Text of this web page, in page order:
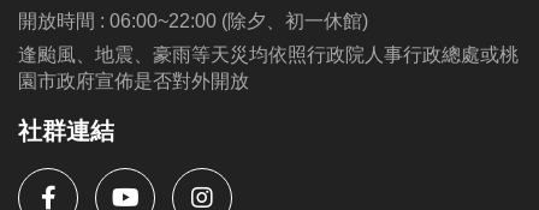
開放時間 : 06:00~22:00 (除夕、初一休館)
逢颱風、地震、豪雨等天災均依照行政院人事行政總處或桃
園市政府宣佈是否對外開放
社群連結